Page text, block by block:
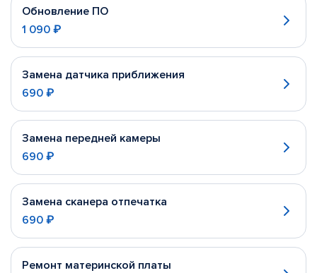
Обновление ПО
1 090 ₽
Замена датчика приближения
690 ₽
Замена передней камеры
690 ₽
Замена сканера отпечатка
690 ₽
Ремонт материнской платы